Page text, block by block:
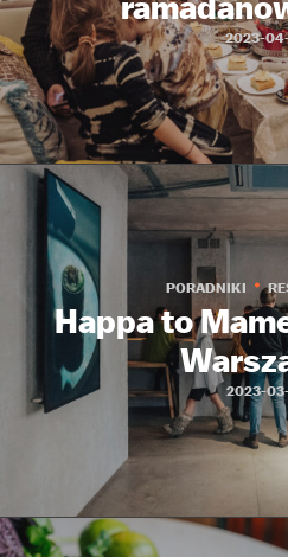
2023-
PORADNIKI
Happa to
2023-